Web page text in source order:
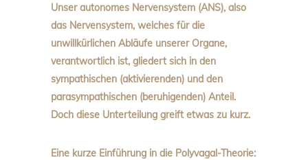
Unser autonomes Nervensystem (ANS), also
das Nervensystem, welches für die
unwillkürlichen Abläufe unserer Organe,
verantwortlich ist, gliedert sich in den
sympathischen (aktivierenden) und den
parasympathischen (beruhigenden) Anteil.
Doch diese Unterteilung greift etwas zu kurz.
Eine kurze Einführung in die Polyvagal-Theorie: